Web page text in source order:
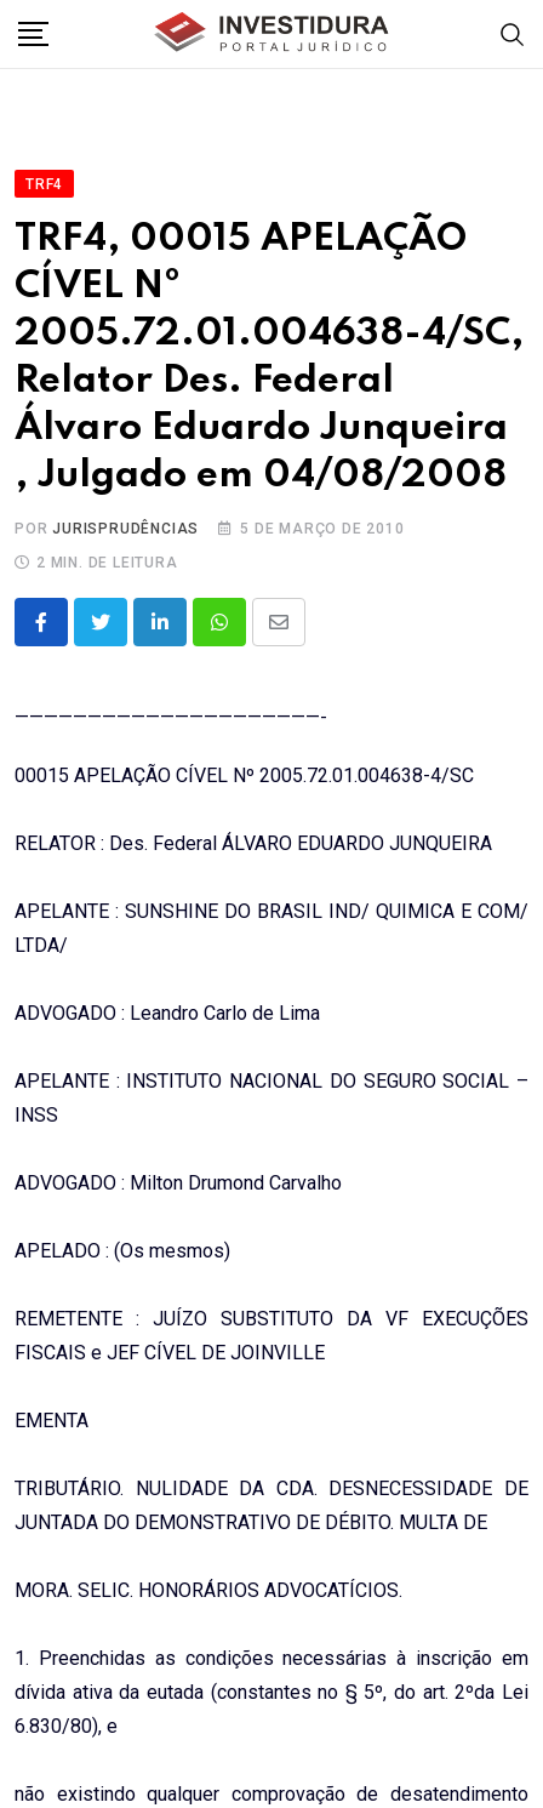
TRF4
TRF4, 00015 APELAÇÃO
CÍVEL Nº
2005.72.01.004638-4/SC,
Relator Des. Federal
Álvaro Eduardo Junqueira
, Julgado em 04/08/2008
PORJURISPRUDÊNCIAS
5 DE MARÇO DE 2010
2 MIN. DE LEITURA
LinkedInWhatsappShare
—————————————————————-
00015 APELAÇÃO CÍVEL Nº 2005.72.01.004638-4/SC
RELATOR : Des. Federal ÁLVARO EDUARDO JUNQUEIRA
APELANTE : SUNSHINE DO BRASIL IND/ QUIMICA E COM/
LTDA/
ADVOGADO : Leandro Carlo de Lima
APELANTE : INSTITUTO NACIONAL DO SEGURO SOCIAL –
INSS
ADVOGADO : Milton Drumond Carvalho
APELADO : (Os mesmos)
REMETENTE : JUÍZO SUBSTITUTO DA VF EXECUÇÕES
FISCAIS e JEF CÍVEL DE JOINVILLE
EMENTA
TRIBUTÁRIO. NULIDADE DA CDA. DESNECESSIDADE DE
JUNTADA DO DEMONSTRATIVO DE DÉBITO. MULTA DE
MORA. SELIC. HONORÁRIOS ADVOCATÍCIOS.
1. Preenchidas as condições necessárias à inscrição em
dívida ativa da eutada (constantes no § 5º, do art. 2ºda Lei
6.830/80), e
não existindo qualquer comprovação de desatendimento